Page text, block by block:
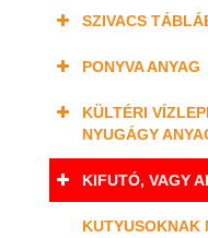
SZIVACS
PONYVA ANYAG
KÜLTÉRI
NYUGÁGY
KIFUTÓ, VAGY
KUTYUSOKNAK